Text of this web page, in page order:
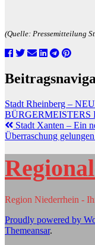
(Quelle: Pressemitteilung
Stadt Rheinberg –
BÜRGERMEISTERS
Stadt Xanten – Ein
Überraschung
Region Niederrhein -
Proudly powered by
Themeansar.